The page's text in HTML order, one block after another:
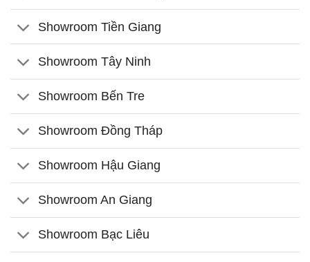
Showroom Tiền Giang
Showroom Tây Ninh
Showroom Bến Tre
Showroom Đồng Tháp
Showroom Hậu Giang
Showroom An Giang
Showroom Bạc Liêu